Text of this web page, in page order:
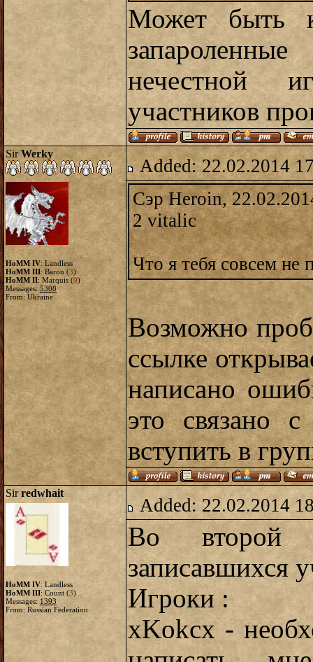
Может быть
нечестной
участников
SirWerky
HoMM IV: Landless
HoMM III: Baron (3)
HoMM II: Marquis (9)
Messages: 5308
From: Ukraine
Added: 22.02.2014
Сэр Heroin,
2 vitalic
Что я тебя совсем не
Возможно
ссылке
написано
это связано
вступить в
Sirredwhait
HoMM IV: Landless
HoMM III: Count (3)
Messages: 1393
From: Russian Federation
Added: 22.02.2014
Во второй
записавшихся
Игроки :
xKokcx -